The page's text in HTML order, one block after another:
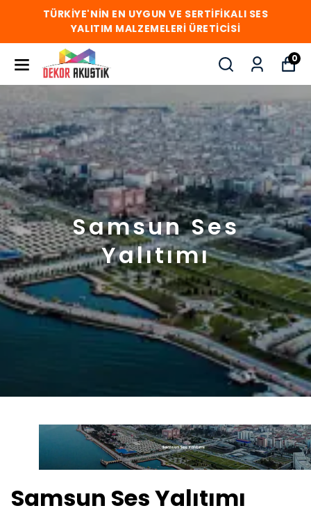
TÜRKİYE'NİN EN UYGUN VE SERTİFİKALI SES
YALITIM MALZEMELERİ ÜRETİCİSİ
0
Samsun Ses
Yalıtımı
Samsun Ses Yalıtımı